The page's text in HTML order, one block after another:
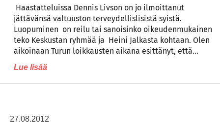
Haastatteluissa Dennis Livson on jo ilmoittanut
jättävänsä valtuuston terveydellislisistä syistä.
Luopuminen on reilu tai sanoisinko oikeudenmukainen
teko Keskustan ryhmää ja Heini Jalkasta kohtaan. Olen
aikoinaan Turun loikkausten aikana esittänyt, että…
Lue lisää
27.08.2012